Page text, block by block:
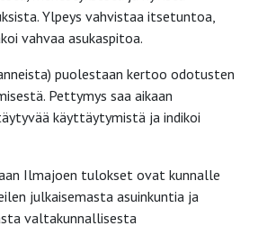
Ylpeys vahvistaa itsetuntoa,
vahvaa asukaspitoa.
puolestaan kertoo odotusten
Pettymys saa aikaan
käyttäytymistä ja indikoi
Ilmajoen tulokset ovat kunnalle
julkaisemasta asuinkuntia ja
valtakunnallisesta